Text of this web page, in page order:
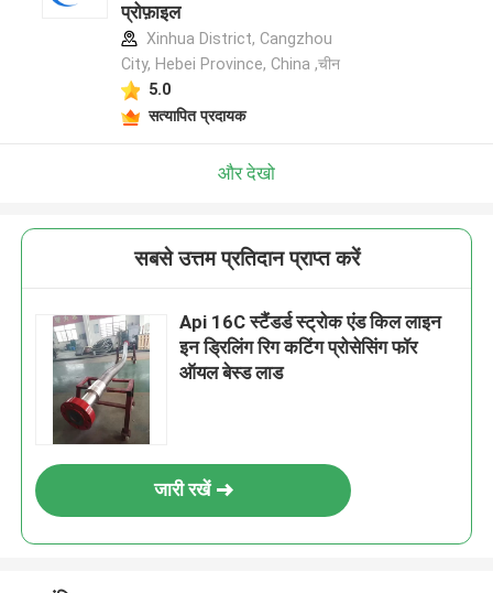
प्रोफ़ाइल
Xinhua District, Cangzhou
City, Hebei Province, China ,चीन
5.0
सत्यापित प्रदायक
और देखो
सबसे उत्तम प्रतिदान प्राप्त करें
Api 16C स्टैंडर्ड स्ट्रोक एंड किल लाइन
इन ड्रिलिंग रिग कटिंग प्रोसेसिंग फॉर
ऑयल बेस्ड लाड
जारी रखें